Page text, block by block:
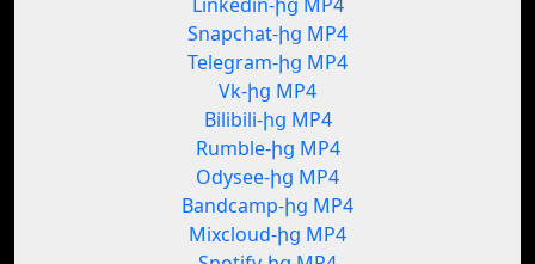
Snapchat-ից MP4
Telegram-ից MP4
Vk-ից MP4
Bilibili-ից MP4
Rumble-ից MP4
Odysee-ից MP4
Bandcamp-ից MP4
Mixcloud-ից MP4